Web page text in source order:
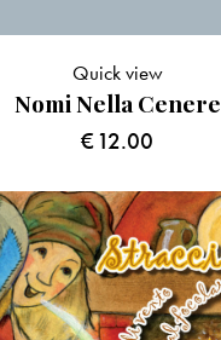
Nomi Nella Cenere
€12.00
Quick view